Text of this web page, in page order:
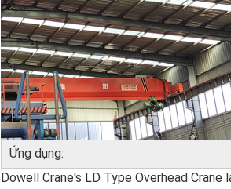
Ứng dụng:
Dowell Crane's LD Type Overhead